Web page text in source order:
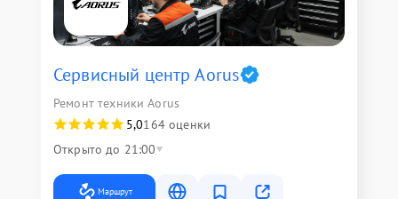
Сервисный центр Aorus
Ремонт техники Aorus
5,0164 оценки
Открыто до 21:00
Маршрут